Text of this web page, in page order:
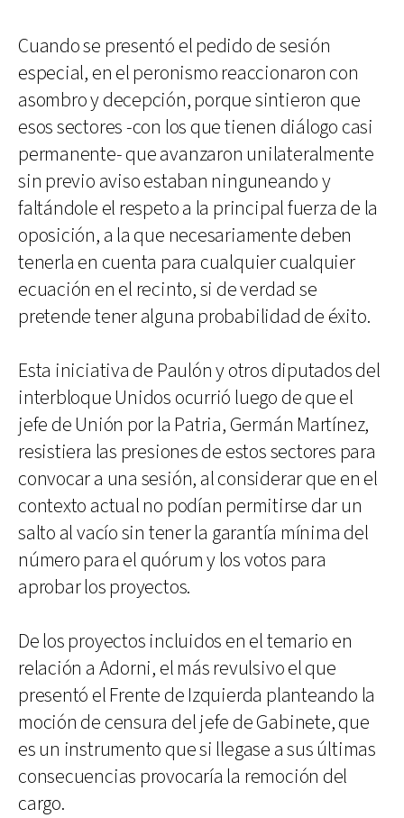
Cuando se presentó el pedido de sesión
especial, en el peronismo reaccionaron con
asombro y decepción, porque sintieron que
esos sectores -con los que tienen diálogo casi
permanente- que avanzaron unilateralmente
sin previo aviso estaban ninguneando y
faltándole el respeto a la principal fuerza de la
oposición, a la que necesariamente deben
tenerla en cuenta para cualquier cualquier
ecuación en el recinto, si de verdad se
pretende tener alguna probabilidad de éxito.
Esta iniciativa de Paulón y otros diputados del
interbloque Unidos ocurrió luego de que el
jefe de Unión por la Patria, Germán Martínez,
resistiera las presiones de estos sectores para
convocar a una sesión, al considerar que en el
contexto actual no podían permitirse dar un
salto al vacío sin tener la garantía mínima del
número para el quórum y los votos para
aprobar los proyectos.
De los proyectos incluidos en el temario en
relación a Adorni, el más revulsivo el que
presentó el Frente de Izquierda planteando la
moción de censura del jefe de Gabinete, que
es un instrumento que si llegase a sus últimas
consecuencias provocaría la remoción del
cargo.